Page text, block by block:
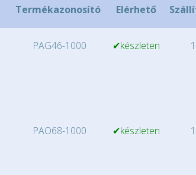
Termékazonosító Elérhető
PAG46-1000 ✔készleten
PAO68-1000 ✔készleten